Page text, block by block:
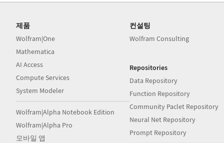
제품
Wolfram|One
Mathematica
AI Access
Compute Services
System Modeler
Wolfram|Alpha Notebook Edition
Wolfram|Alpha Pro
모바일 앱
컨설팅
Wolfram Consulting
Repositories
Data Repository
Function Repository
Community Paclet Repository
Neural Net Repository
Prompt Repository